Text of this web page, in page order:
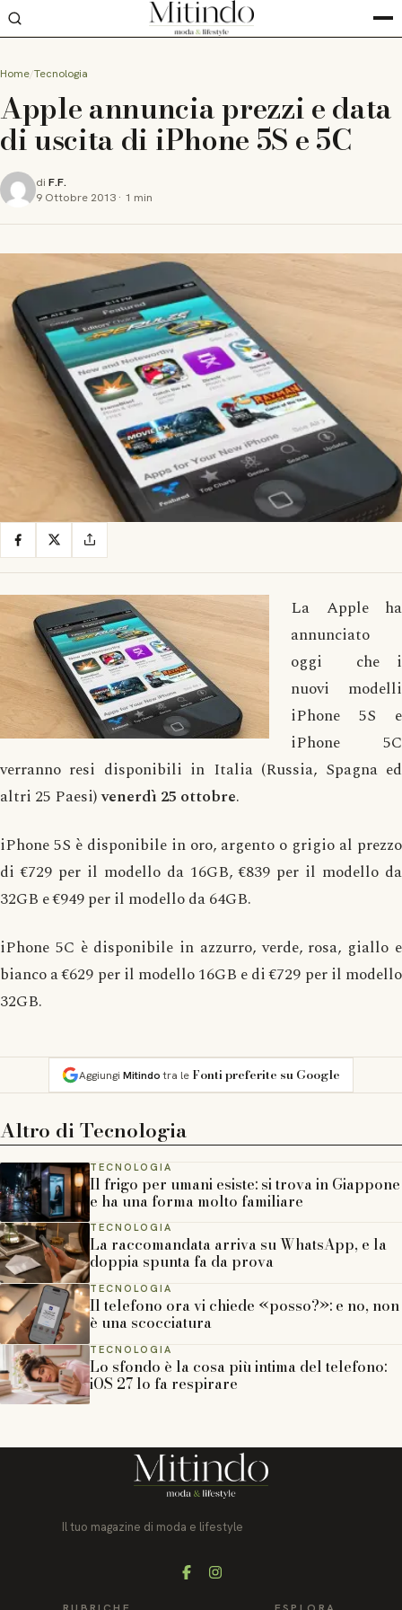
Home Tecnologia
Apple annuncia prezzi e data
di uscita di iPhone 5S e 5C
di F.F.
9 Ottobre 2013 · 1 min
La Apple ha
annunciato
oggi che i
nuovi modelli
iPhone 5S e
iPhone 5C
verranno resi disponibili in Italia (Russia, Spagna ed
altri 25 Paesi)venerdì 25 ottobre.
iPhone 5S è disponibile in oro, argento o grigio al prezzo
di €729 per il modello da 16GB, €839 per il modello da
32GB e €949 per il modello da 64GB.
iPhone 5C è disponibile in azzurro, verde, rosa, giallo e
bianco a €629 per il modello 16GB e di €729 per il modello
32GB.
Aggiungi Mitindotra le Fonti preferite su Google
Altro di Tecnologia
TECNOLOGIA
Il frigo per umani esiste: si trova in Giappone
e ha una forma molto familiare
TECNOLOGIA
La raccomandata arriva su WhatsApp, e la
doppia spunta fa da prova
TECNOLOGIA
Il telefono ora vi chiede «posso?»: e no, non
è una scocciatura
TECNOLOGIA
Lo sfondo è la cosa più intima del telefono:
iOS 27 lo fa respirare
Il tuo magazine di moda e lifestyle
FacebookInstagram